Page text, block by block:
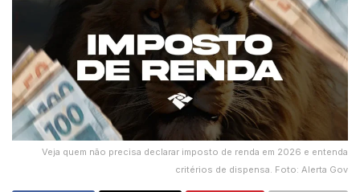
Veja quem não precisa declarar imposto de renda em 2026 e entenda
critérios de dispensa. Foto: Alerta Gov